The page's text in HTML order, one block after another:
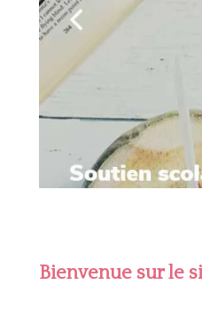
Bienvenue sur le